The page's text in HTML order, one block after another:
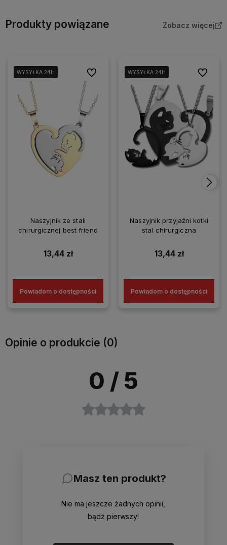
Produkty powiązane Zobacz więcej
WYSYŁKA 24H
WYSYŁKA 24H
Naszyjnik ze stali
chirurgicznej best friend
13,44 zł
Powiadom o dostępności
Do ulubionychWYSYŁKA 24H
WYSYŁKA 24H
Naszyjnik przyjaźni kotki
stal chirurgiczna
13,44 zł
Powiadom o dostępności
Do
Opinie o produkcie (0)
0 / 5
Masz ten produkt?
Nie ma jeszcze żadnych opinii,
bądź pierwszy!